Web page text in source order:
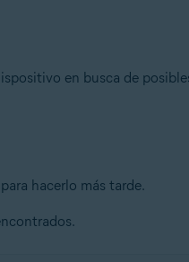
en busca de
para hacerlo más tarde.